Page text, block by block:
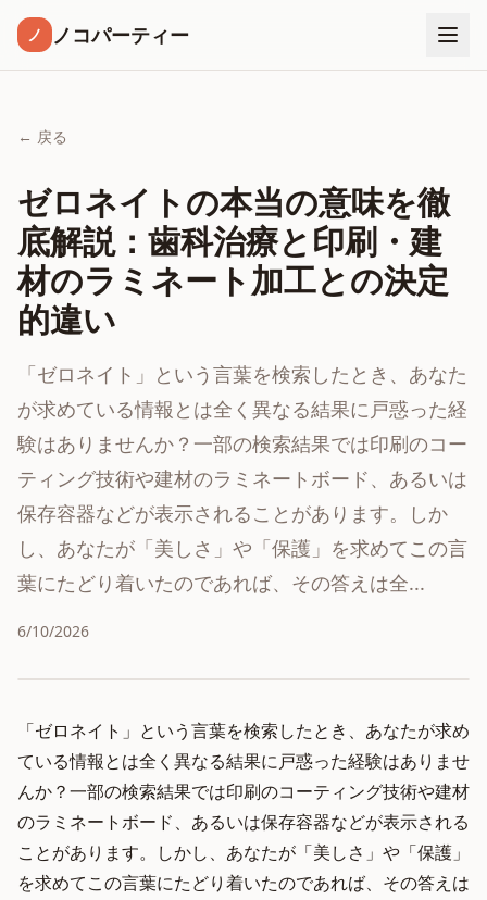
ノ ノコパーティー
← 戻る
ゼロネイトの本当の意味を徹
底解説：歯科治療と印刷・建
材のラミネート加工との決定
的違い
「ゼロネイト」という言葉を検索したとき、あなた
が求めている情報とは全く異なる結果に戸惑った経
験はありませんか？一部の検索結果では印刷のコー
ティング技術や建材のラミネートボード、あるいは
保存容器などが表示されることがあります。しか
し、あなたが「美しさ」や「保護」を求めてこの言
葉にたどり着いたのであれば、その答えは全...
6/10/2026
「ゼロネイト」という言葉を検索したとき、あなたが求め
ている情報とは全く異なる結果に戸惑った経験はありませ
んか？一部の検索結果では印刷のコーティング技術や建材
のラミネートボード、あるいは保存容器などが表示される
ことがあります。しかし、あなたが「美しさ」や「保護」
を求めてこの言葉にたどり着いたのであれば、その答えは